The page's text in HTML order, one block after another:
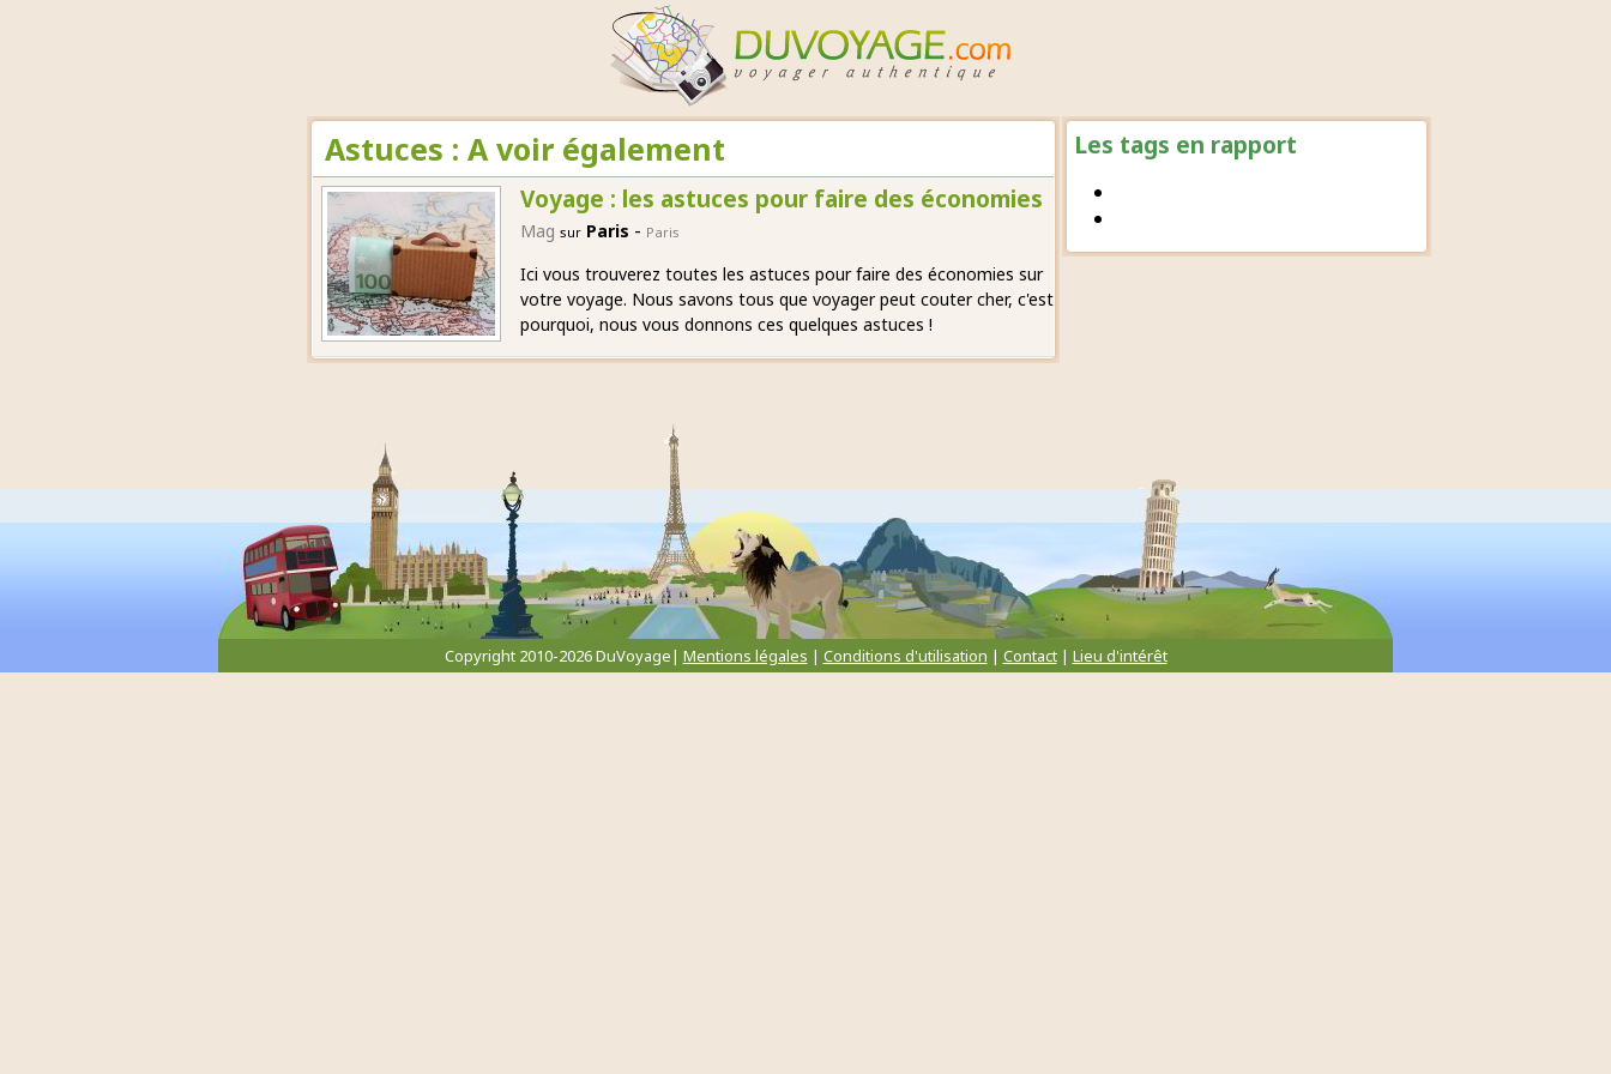
Les tags en rapport
Astuces : A voir également
Voyage : les astuces pour faire des économies
Mag sur Paris - Paris
Ici vous trouverez toutes les astuces pour faire des économies sur
votre voyage. Nous savons tous que voyager peut couter cher, c'est
pourquoi, nous vous donnons ces quelques astuces !
Copyright 2010-2026 DuVoyage| Mentions légales | Conditions d'utilisation | Contact| Lieu d'intérêt